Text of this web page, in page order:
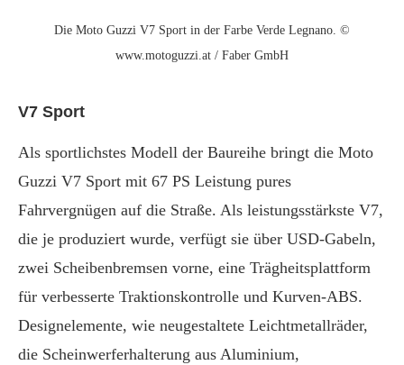
Die Moto Guzzi V7 Sport in der Farbe Verde Legnano. ©
www.motoguzzi.at / Faber GmbH
V7 Sport
Als sportlichstes Modell der Baureihe bringt die Moto
Guzzi V7 Sport mit 67 PS Leistung pures
Fahrvergnügen auf die Straße. Als leistungsstärkste V7,
die je produziert wurde, verfügt sie über USD-Gabeln,
zwei Scheibenbremsen vorne, eine Trägheitsplattform
für verbesserte Traktionskontrolle und Kurven-ABS.
Designelemente, wie neugestaltete Leichtmetallräder,
die Scheinwerferhalterung aus Aluminium,